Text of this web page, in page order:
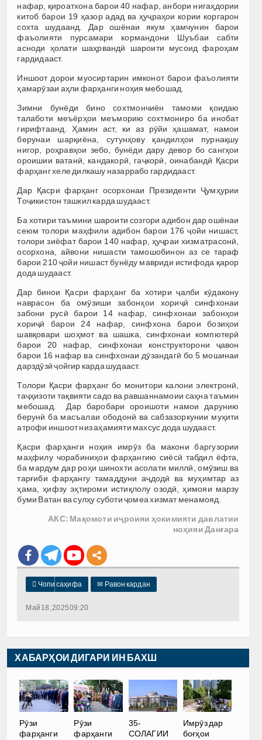
нафар, қироатхона барои 40 нафар, анбори нигаҳдории
китоб барои 19 ҳазор адад ва ҳуҷраҳои кории коргарон
сохта шудаанд. Дар ошёнаи якум ҳамчунин барои
фаъолияти пурсамари кормандони Шуъбаи сабти
асноди ҳолати шаҳрвандӣ шароити мусоид фароҳам
гардидааст.
Иншоот дорои муосиртарин имконот барои фаъолияти
ҳамарӯзаи аҳли фарҳанги ноҳия мебошад.
Зимни бунёди бино сохтмончиён тамоми қоидаю
талаботи меъёрҳои меъморию сохтмониро ба инобат
гирифтаанд. Ҳамин аст, ки аз рӯйи ҳашамат, намои
берунаи шарқиёна, сутунҳову қандилҳои пурнақшу
нигор, роҳравҳои зебо, бунёди дару девор бо сангҳои
ороишии ватанӣ, кандакорӣ, гаҷкорӣ, оинабандӣ Қасри
фарҳанг хеле дилкашу назаррабо гардидааст.
Дар Қасри фарҳанг осорхонаи Президенти Ҷумҳурии
Тоҷикистон ташкил карда шудааст.
Ба хотири таъмини шароити созгори адибон дар ошёнаи
сеюм толори маҳфили адибон барои 176 ҷойи нишаст,
толори зиёфат барои 140 нафар, ҳуҷраи хизматрасонӣ,
осорхона, айвони нишасти тамошобинон аз се тараф
барои 210 ҷойи нишаст бунёду мавриди истифода қарор
дода шудааст.
Дар бинои Қасри фарҳанг ба хотири ҷалби кӯдакону
наврасон ба омӯзиши забонҳои хориҷӣ синфхонаи
забони русӣ барои 14 нафар, синфхонаи забонҳои
хориҷӣ барои 24 нафар, синфхона барои бозиҳои
шавқовари шоҳмот ва шашка, синфхонаи компютерӣ
барои 20 нафар, синфхонаи конструкторони ҷавон
барои 16 нафар ва синфхонаи дӯзандагӣ бо 5 мошинаи
дарздӯзӣ ҷойгир карда шудааст.
Толори Қасри фарҳанг бо монитори калони электронӣ,
таҷҳизоти тақвияти садо ва равшаннамоии саҳна таъмин
мебошад. Дар баробари ороишоти намои дарунию
берунӣ ба масъалаи ободонӣ ва сабзазоркунии муҳити
атрофи иншоот низ аҳамияти махсус дода шудааст.
Қасри фарҳанги ноҳия имрӯз ба макони баргузории
маҳфилу чорабиниҳои фарҳангию сиёсӣ табдил ёфта,
ба мардум дар роҳи шинохти асолати миллӣ, омӯзиш ва
тарғиби фарҳангу тамаддуни аҷдодӣ ва муҳимтар аз
ҳама, ҳифзу эҳтироми истиқлолу озодӣ, ҳимояи марзу
буми Ватан ва сулҳу суботи ҷомеа хизмат менамояд.
АКС: Мақомоти иҷроияи ҳокимияти давлатии
ноҳияи Данғара
 Чопи саҳифа ✉ Равон кардан
Май 18, 2025 09:20
ХАБАРҲОИ ДИГАРИ ИН БАХШ
Рӯзи
фарҳанги
Рӯзи
фарҳанги
35-
СОЛАГИИ
Имрӯз дар
боғҳои